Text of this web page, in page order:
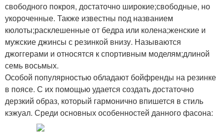
свободного покроя, достаточно широкие;свободные, но
укороченные. Также известны под названием
кюлоты;расклешенные от бедра или колена;женские и
мужские джинсы с резинкой внизу. Называются
джоггерами и относятся к спортивным моделям;длиной
семь восьмых.
Особой популярностью обладают бойфренды на резинке
в поясе. С их помощью удается создать достаточно
дерзкий образ, который гармонично впишется в стиль
кэжуал. Среди основных особенностей данного фасона: